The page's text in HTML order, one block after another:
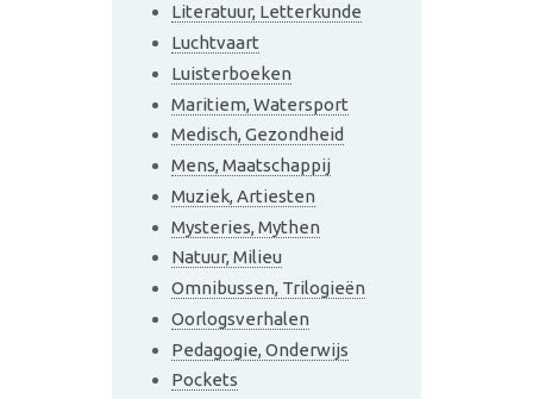
Literatuur, Letterkunde
Luchtvaart
Luisterboeken
Maritiem, Watersport
Medisch, Gezondheid
Mens, Maatschappij
Muziek, Artiesten
Mysteries, Mythen
Natuur, Milieu
Omnibussen, Trilogieën
Oorlogsverhalen
Pedagogie, Onderwijs
Pockets